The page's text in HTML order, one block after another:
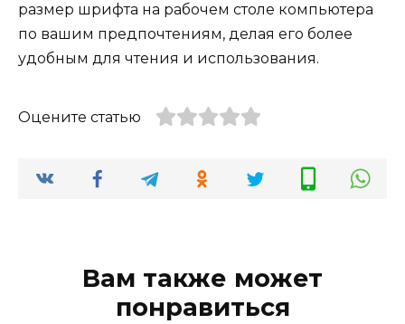
размер шрифта на рабочем столе компьютера
по вашим предпочтениям, делая его более
удобным для чтения и использования.
Оцените статью
Вам также может
понравиться